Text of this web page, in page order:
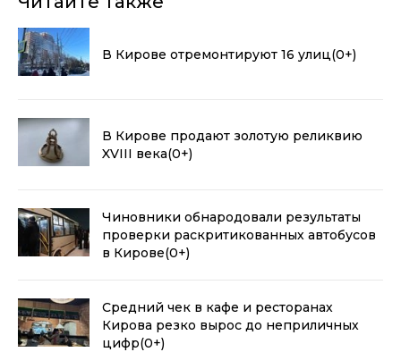
В Кирове отремонтируют 16 улиц(0+)
В Кирове продают золотую реликвию
XVIII века(0+)
Чиновники обнародовали результаты
проверки раскритикованных автобусов
в Кирове(0+)
Средний чек в кафе и ресторанах
Кирова резко вырос до неприличных
цифр(0+)